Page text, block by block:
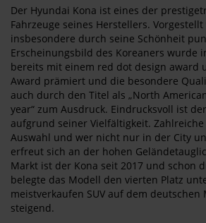
Der Hyundai Kona ist eines der
Fahrzeuge seines Herstellers. Vorgestellt
insbesondere durch seine Schönheit
Erscheinungsbild des Koreaners wurde
bereits mit einem red dot design award
Award prämiert und die besondere
auch durch den Titel als „North
year“ zum Ausdruck. Eindrucksvoll ist
aufgrund seiner Vielfältigkeit.
Auswahl und wer nicht nur in der City
erfreut sich an der hohen
Markt ist der Kona seit 2017 und schon
belegte das Modell den vierten Platz
meistverkaufen SUV auf dem deutschen
steigend.